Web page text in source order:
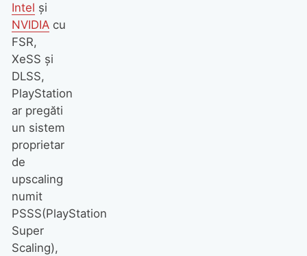
Intel și
NVIDIAcu
FSR,
XeSS și
DLSS,
PlayStation
ar pregăti
un sistem
proprietar
de
upscaling
numit
PSSS(PlayStation
Super
Scaling),